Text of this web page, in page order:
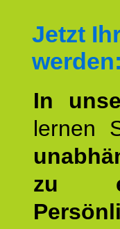
Jetzt
werden:
In
lernen
zu